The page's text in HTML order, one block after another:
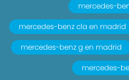
mercedes-
mercedes-benz cla en madrid
mercedes-benz g en madrid
mercedes-